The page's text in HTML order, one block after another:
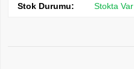
Stok Durumu: Stokta Var